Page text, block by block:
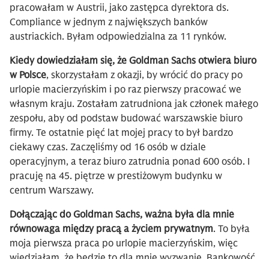
pracowałam w Austrii, jako zastępca dyrektora ds.
Compliance w jednym z największych banków
austriackich. Byłam odpowiedzialna za 11 rynków.
Kiedy dowiedziałam się, że Goldman Sachs otwiera biuro
w Polsce, skorzystałam z okazji, by wrócić do pracy po
urlopie macierzyńskim i po raz pierwszy pracować we
własnym kraju. Zostałam zatrudniona jak członek małego
zespołu, aby od podstaw budować warszawskie biuro
firmy. Te ostatnie pięć lat mojej pracy to był bardzo
ciekawy czas. Zaczęliśmy od 16 osób w dziale
operacyjnym, a teraz biuro zatrudnia ponad 600 osób. I
pracuję na 45. piętrze w prestiżowym budynku w
centrum Warszawy.
Dołączając do Goldman Sachs, ważna była dla mnie
równowaga między pracą a życiem prywatnym. To była
moja pierwsza praca po urlopie macierzyńskim, więc